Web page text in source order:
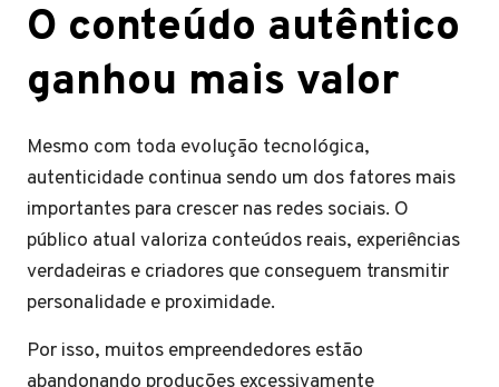
O conteúdo autêntico
ganhou mais valor
Mesmo com toda evolução tecnológica,
autenticidade continua sendo um dos fatores mais
importantes para crescer nas redes sociais. O
público atual valoriza conteúdos reais, experiências
verdadeiras e criadores que conseguem transmitir
personalidade e proximidade.
Por isso, muitos empreendedores estão